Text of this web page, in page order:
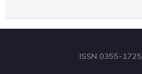
ISSN 0355-1725